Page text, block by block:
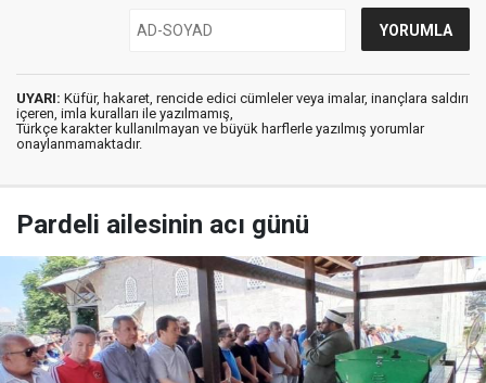
UYARI: Küfür, hakaret, rencide edici cümleler veya imalar, inançlara saldırı
içeren, imla kuralları ile yazılmamış,
Türkçe karakter kullanılmayan ve büyük harflerle yazılmış yorumlar
onaylanmamaktadır.
Pardeli ailesinin acı günü